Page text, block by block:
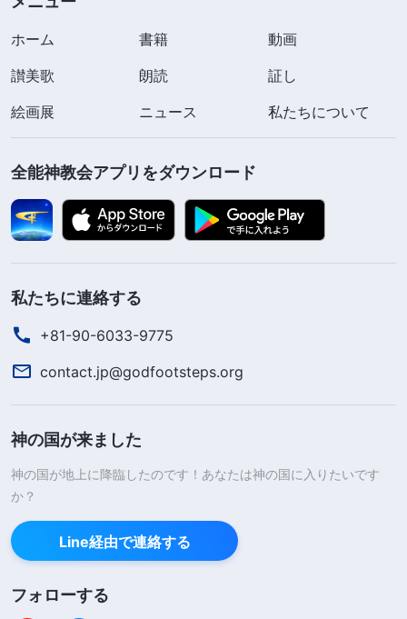
ホーム 書籍
動画
讃美歌
朗読
証し
絵画展
ニュース 私たちについて
全能神教会アプリをダウンロード
私たちに連絡する
+81-90-6033-9775
contact.jp@godfootsteps.org
神の国が来ました
神の国が地上に降臨したのです！あなたは神の国に入りたいです
か？
Line経由で連絡する
フォローする